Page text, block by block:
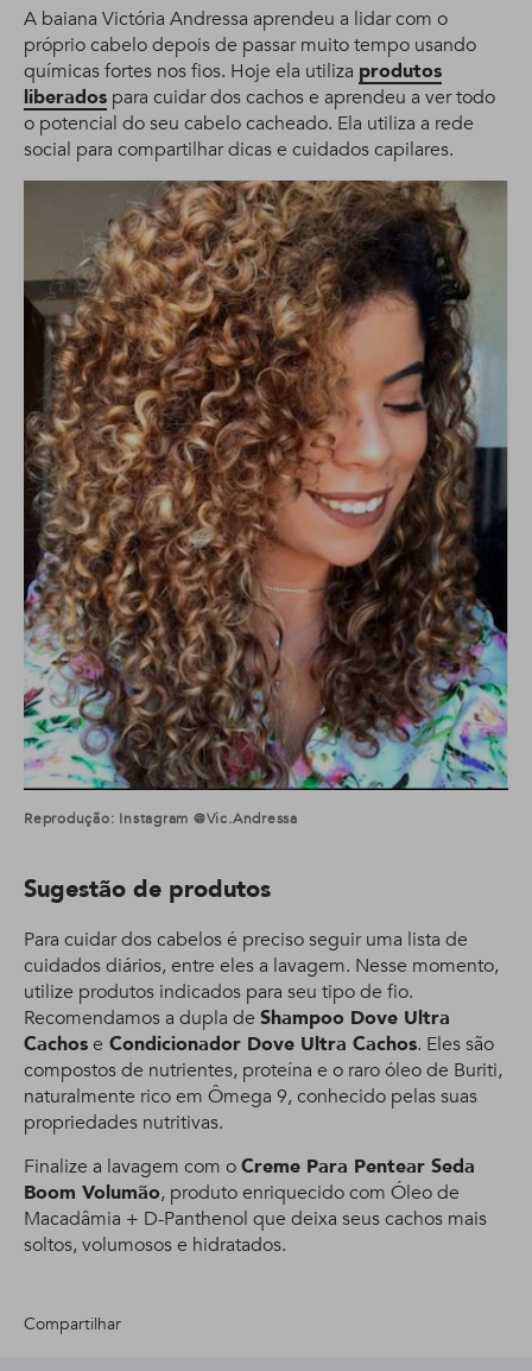
A baiana Victória Andressa aprendeu a lidar com o
próprio cabelo depois de passar muito tempo usando
químicas fortes nos fios. Hoje ela utiliza produtos
liberados para cuidar dos cachos e aprendeu a ver todo
o potencial do seu cabelo cacheado. Ela utiliza a rede
social para compartilhar dicas e cuidados capilares.
Reprodução: Instagram @vic.andressa
Sugestão de produtos
Para cuidar dos cabelos é preciso seguir uma lista de
cuidados diários, entre eles a lavagem. Nesse momento,
utilize produtos indicados para seu tipo de fio.
Recomendamos a dupla de Shampoo Dove Ultra
Cachose Condicionador Dove Ultra Cachos. Eles são
compostos de nutrientes, proteína e o raro óleo de Buriti,
naturalmente rico em Ômega 9, conhecido pelas suas
propriedades nutritivas.
Finalize a lavagem com oCreme Para Pentear Seda
Boom Volumão, produto enriquecido com Óleo de
Macadâmia + D-Panthenol que deixa seus cachos mais
soltos, volumosos e hidratados.
Compartilhar